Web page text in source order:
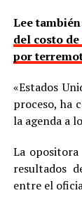
Lee
del costo de
por
«Estados
proceso, ha
la agenda a
La
resultados
entre el